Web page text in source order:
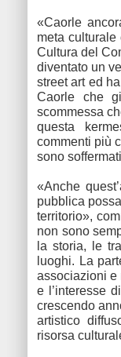
«Caorle
meta
Cultura del
diventato un
street art ed
Caorle che
scommessa
questa
commenti più
sono
«Anche
pubblica
territorio»,
non sono
la storia, le
luoghi. La
associazioni e
e l’interesse
crescendo
artistico
risorsa